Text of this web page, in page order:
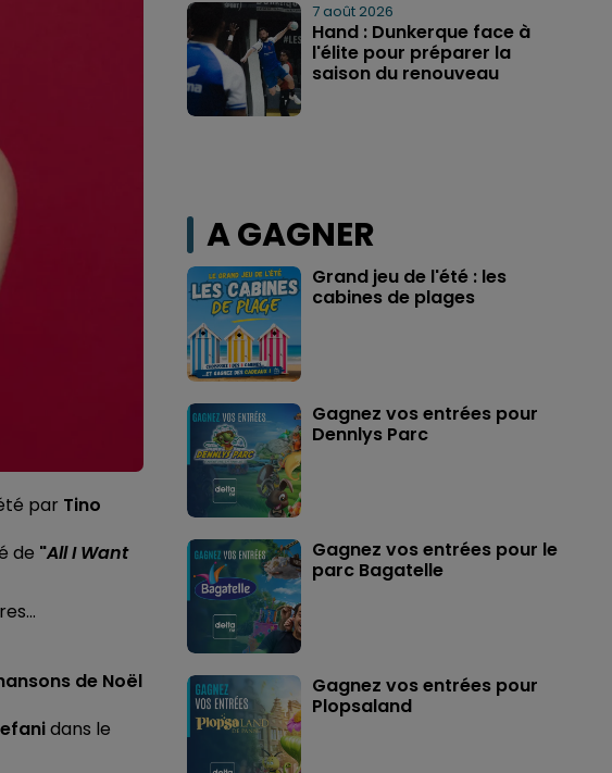
par Tino
de "All I Want
de Noël
dans le
7 août 2026
Hand : Dunkerque face à
l'élite pour préparer la
saison du renouveau
A GAGNER
Grand jeu de l'été : les
cabines de plages
Gagnez vos entrées pour
Dennlys Parc
Gagnez vos entrées pour le
parc Bagatelle
Gagnez vos entrées pour
Plopsaland